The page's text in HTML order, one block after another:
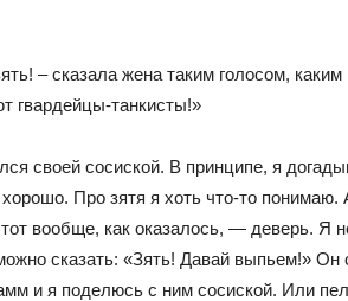
– сказала жена таким голосом,
гвардейцы-танкисты!»
своей сосиской. В принципе, я
хорошо. Про зятя я хоть что-то понимаю.
тот вообще, как оказалось, — деверь. Я
сказать: «Зять! Давай выпьем!»
и я поделюсь с ним сосиской. Или